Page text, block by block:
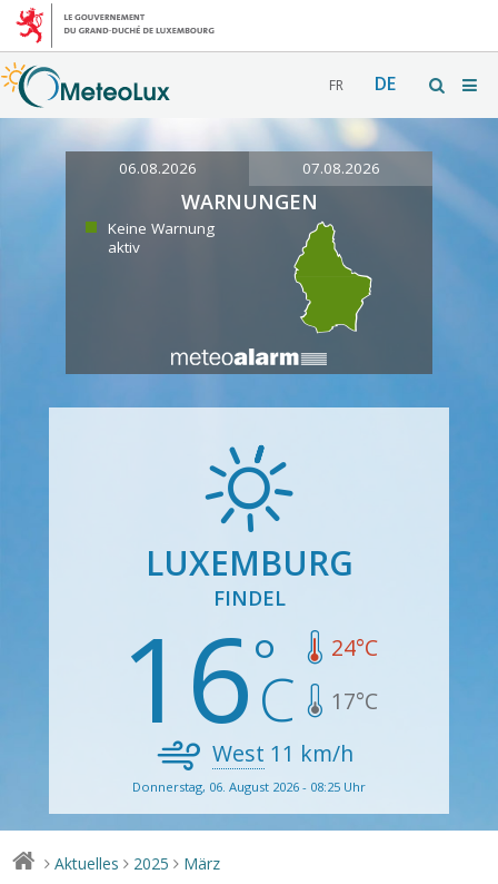
FR DE
06.08.2026 07.08.2026
WARNUNGEN
Keine Warnung
aktiv
LUXEMBURG
FINDEL
16 24°C
17°C
West 11 km/h
Donnerstag, 06. August 2026 - 08:25 Uhr
> Aktuelles > 2025 > März